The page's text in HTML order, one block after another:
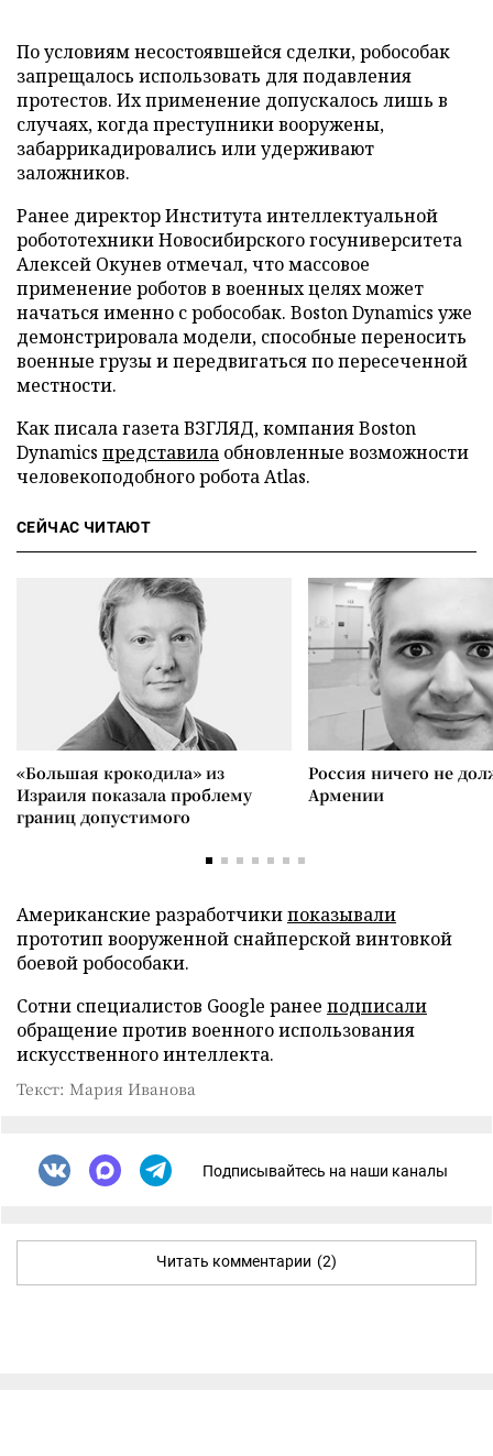
По условиям несостоявшейся сделки, робособак
запрещалось использовать для подавления
протестов. Их применение допускалось лишь в
случаях, когда преступники вооружены,
забаррикадировались или удерживают
заложников.
Ранее директор Института интеллектуальной
робототехники Новосибирского госуниверситета
Алексей Окунев отмечал, что массовое
применение роботов в военных целях может
начаться именно с робособак. Boston Dynamics уже
демонстрировала модели, способные переносить
военные грузы и передвигаться по пересеченной
местности.
Как писала газета ВЗГЛЯД, компания Boston
Dynamics представила обновленные возможности
человекоподобного робота Atlas.
СЕЙЧАС ЧИТАЮТ
«Большая крокодила» из
Израиля показала проблему
границ допустимого
Россия ничего не
Армении
Американские разработчикипоказывали
прототип вооруженной снайперской винтовкой
боевой робособаки.
Сотни специалистов Google ранее подписали
обращение против военного использования
искусственного интеллекта.
Текст: Мария Иванова
Подписывайтесь на наши каналы
Читать комментарии (2)